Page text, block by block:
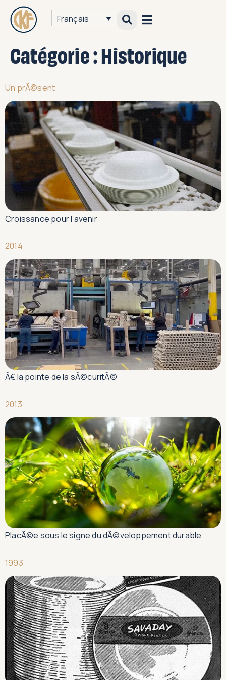
Français
Catégorie :Historique
Un prÃ©sent
Croissance pour l’avenir
2014
Ã€ la pointe de la sÃ©curitÃ©
2013
PlacÃ©e sous le signe du dÃ©veloppement durable
1993